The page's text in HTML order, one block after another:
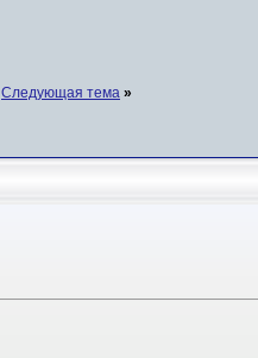
Следующая тема »